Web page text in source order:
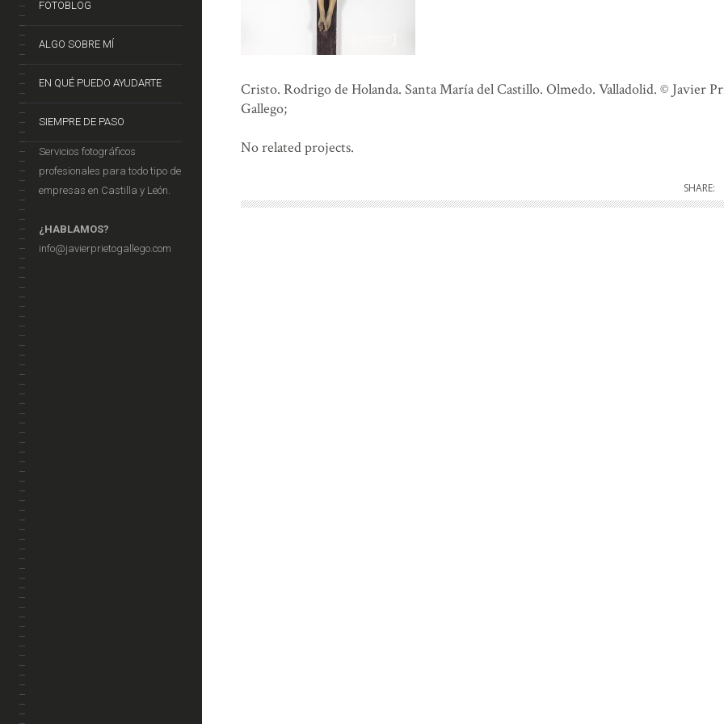
FOTOBLOG
ALGO SOBRE MÍ
EN QUÉ PUEDO AYUDARTE
SIEMPRE DE PASO
Servicios fotográficos
profesionales para todo tipo de
empresas en Castilla y León.
¿HABLAMOS?
info@javierprietogallego.com
Cristo. Rodrigo de Holanda. Santa María del Castillo. Olmedo. Valladolid. © Javier
Gallego;
No related projects.
SHARE: